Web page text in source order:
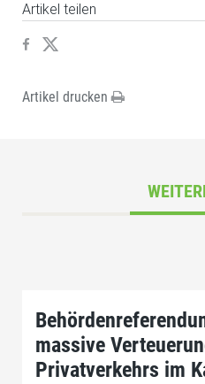
Artikel teilen
Artikel drucken
massive
Privatverkehrs im